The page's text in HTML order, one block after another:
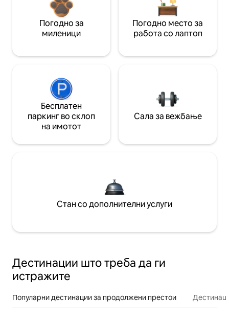
Погодно за
миленици
Погодно место за
работа со лаптоп
Бесплатен
паркинг во склоп
на имотот
Сала за вежбање
Стан со дополнителни услуги
Дестинации што треба да ги
истражите
Популарни дестинации за продолжени престои